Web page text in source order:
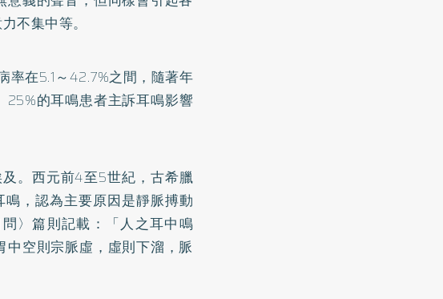
不集中等。
率在5.1～42.7%之間，隨著年
的耳鳴患者主訴耳鳴影響
。西元前4至5世紀，古希臘
，認為主要原因是靜脈搏動
〉篇則記載：「人之耳中鳴
空則宗脈虛，虛則下溜，脈